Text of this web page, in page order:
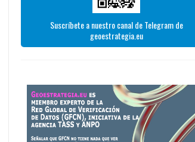
Suscríbete a nuestro canal de Telegram de
geoestrategia.eu